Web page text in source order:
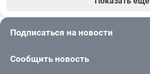
Подписаться на новости
Сообщить новость